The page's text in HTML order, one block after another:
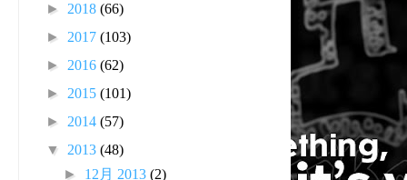
► 2018 (66)
► 2017 (103)
► 2016 (62)
► 2015 (101)
► 2014 (57)
▼ 2013 (48)
► 12月 2013(2)